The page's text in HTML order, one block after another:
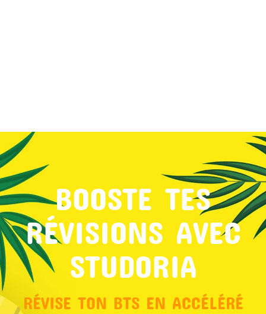
BOOSTE TES
RÉVISIONS AVEC
STUDORIA
RÉVISE TON BTS EN ACCÉLÉRÉ